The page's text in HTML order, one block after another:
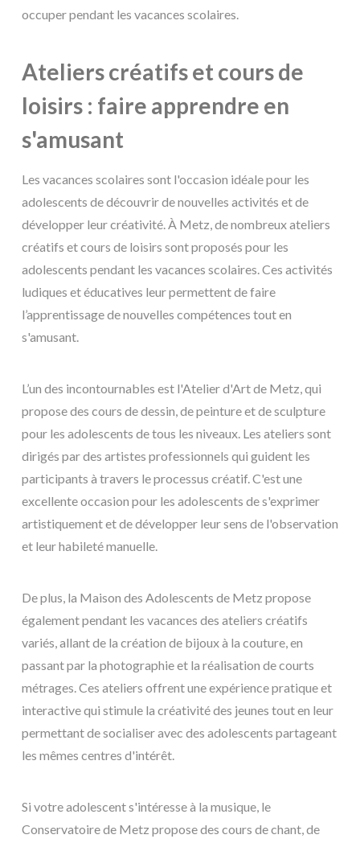
occuper pendant les vacances scolaires.
Ateliers créatifs et cours de
loisirs : faire apprendre en
s'amusant
Les vacances scolaires sont l'occasion idéale pour les
adolescents de découvrir de nouvelles activités et de
développer leur créativité. À Metz, de nombreux ateliers
créatifs et cours de loisirs sont proposés pour les
adolescents pendant les vacances scolaires. Ces activités
ludiques et éducatives leur permettent de faire
l’apprentissage de nouvelles compétences tout en
s'amusant.
L’un des incontournables est l'Atelier d'Art de Metz, qui
propose des cours de dessin, de peinture et de sculpture
pour les adolescents de tous les niveaux. Les ateliers sont
dirigés par des artistes professionnels qui guident les
participants à travers le processus créatif. C'est une
excellente occasion pour les adolescents de s'exprimer
artistiquement et de développer leur sens de l'observation
et leur habileté manuelle.
De plus, la Maison des Adolescents de Metz propose
également pendant les vacances des ateliers créatifs
variés, allant de la création de bijoux à la couture, en
passant par la photographie et la réalisation de courts
métrages. Ces ateliers offrent une expérience pratique et
interactive qui stimule la créativité des jeunes tout en leur
permettant de socialiser avec des adolescents partageant
les mêmes centres d'intérêt.
Si votre adolescent s'intéresse à la musique, le
Conservatoire de Metz propose des cours de chant, de